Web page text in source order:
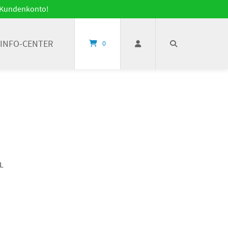
Kundenkonto!
INFO-CENTER 0